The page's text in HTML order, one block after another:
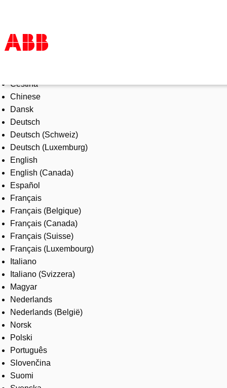
Products & Solutions
Industries
Services
About us
Where to buy
Contact us
Careers
Čeština
Chinese
Dansk
Deutsch
Deutsch (Schweiz)
Deutsch (Luxemburg)
English
English (Canada)
Español
Français
Français (Belgique)
Français (Canada)
Français (Suisse)
Français (Luxembourg)
Italiano
Italiano (Svizzera)
Magyar
Nederlands
Nederlands (België)
Norsk
Polski
Português
Slovenčina
Suomi